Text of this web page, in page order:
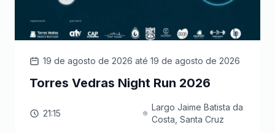
19 de agosto de 2026 até 19 de agosto de 2026
Torres Vedras Night Run 2026
21:15
Largo Jaime Batista da
Costa, Santa Cruz